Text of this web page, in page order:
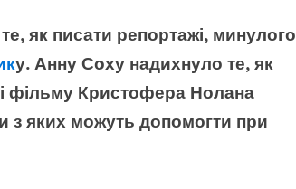
як писати репортажі, минулого
у. Анну Соху надихнуло те, як
фільму Кристофера Нолана
з яких можуть допомогти при